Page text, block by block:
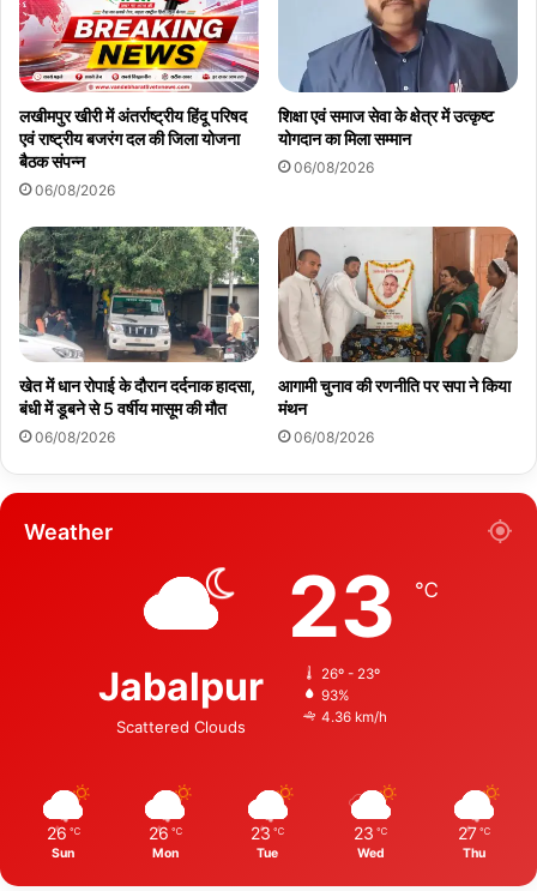
लखीमपुर खीरी में अंतर्राष्ट्रीय हिंदू परिषद
एवं राष्ट्रीय बजरंग दल की जिला योजना
बैठक संपन्न
06/08/2026
शिक्षा एवं समाज सेवा के क्षेत्र में उत्कृष्ट
योगदान का मिला सम्मान
06/08/2026
खेत में धान रोपाई के दौरान दर्दनाक हादसा,
बंधी में डूबने से 5 वर्षीय मासूम की मौत
06/08/2026
आगामी चुनाव की रणनीति पर सपा ने किया
मंथन
06/08/2026
Weather
Jabalpur
Scattered Clouds
23 ℃
26º - 23º
93%
4.36 km/h
26 ℃
Sun
26 ℃
Mon
23 ℃
Tue
23 ℃
Wed
27 ℃
Thu